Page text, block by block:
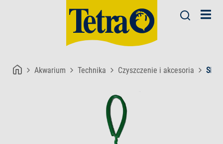
Akwarium Technika Czyszczenie i akcesoria